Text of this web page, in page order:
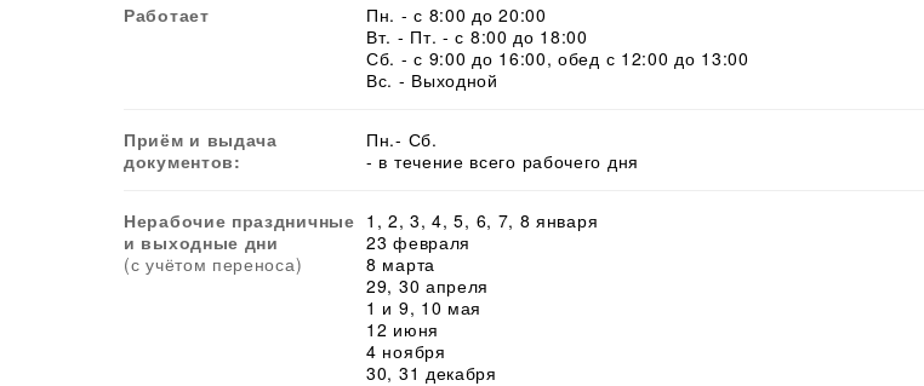
Работает
Пн. - с 8:00 до 20:00
Вт. - Пт. - с 8:00 до 18:00
Сб. - с 9:00 до 16:00, обед с 12:00 до 13:00
Вс. - Выходной
Приём и выдача
документов:
Пн.- Сб.
- в течение всего рабочего дня
Нерабочие праздничные
и выходные дни
(с учётом переноса)
1, 2, 3, 4, 5, 6, 7, 8 января
23 февраля
8 марта
29, 30 апреля
1 и 9, 10 мая
12 июня
4 ноября
30, 31 декабря